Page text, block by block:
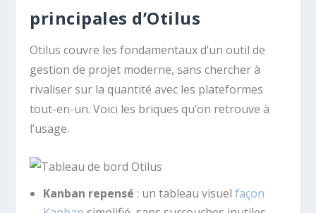
principales d’Otilus
Otilus couvre les fondamentaux d’un outil de
gestion de projet moderne, sans chercher à
rivaliser sur la quantité avec les plateformes
tout-en-un. Voici les briques qu’on retrouve à
l’usage.
Kanban repensé : un tableau visuel façon